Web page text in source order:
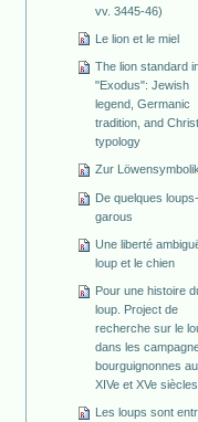
vv. 3445-46)
Le lion et le miel
The lion standard
"Exodus": Jewish
legend, Germanic
tradition, and
typology
Zur Löwensymbolik
De quelques loups-
garous
Une liberté
loup et le chien
Pour une histoire
loup. Project de
recherche sur le
dans les
bourguignonnes
XIVe et XVe siècles
Les loups sont